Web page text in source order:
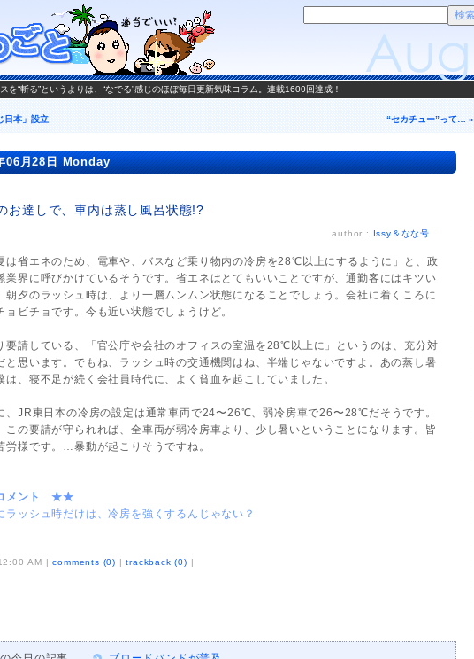
“斬る”というよりは、“なでる”感じのほぼ毎日更新気味コラム。連載1600回達成！
日本」設立 “セカチュー”って… »
06月28日 Monday
お達しで、車内は蒸し風呂状態!?
author : Issy＆なな号
は省エネのため、電車や、バスなど乗り物内の冷房を28℃以上にするように」と、政
業界に呼びかけているそうです。省エネはとてもいいことですが、通勤客にはキツい
朝夕のラッシュ時は、より一層ムンムン状態になることでしょう。会社に着くころに
ョビチョです。今も近い状態でしょうけど。
要請している、「官公庁や会社のオフィスの室温を28℃以上に」というのは、充分対
と思います。でもね、ラッシュ時の交通機関はね、半端じゃないですよ。あの蒸し暑
は、寝不足が続く会社員時代に、よく貧血を起こしていました。
、JR東日本の冷房の設定は通常車両で24〜26℃、弱冷房車で26〜28℃だそうです。
この要請が守られれば、全車両が弱冷房車より、少し暑いということになります。皆
労様です。…暴動が起こりそうですね。
メント ★★
ラッシュ時だけは、冷房を強くするんじゃない？
AM |comments (0) |trackback (0) |